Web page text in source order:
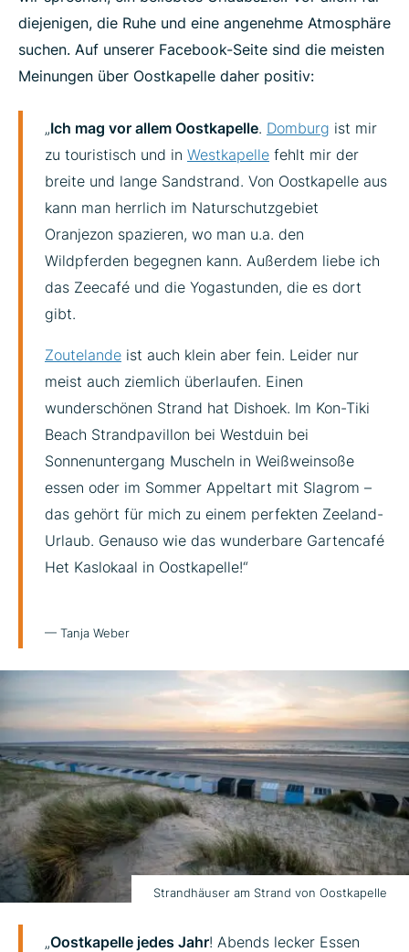
diejenigen, die Ruhe und eine angenehme Atmosphäre
suchen. Auf unserer Facebook-Seite sind die meisten
Meinungen über Oostkapelle daher positiv:
„Ich mag vor allem Oostkapelle. Domburg ist mir
zu touristisch und in Westkapelle fehlt mir der
breite und lange Sandstrand. Von Oostkapelle aus
kann man herrlich im Naturschutzgebiet
Oranjezon spazieren, wo man u.a. den
Wildpferden begegnen kann. Außerdem liebe ich
das Zeecafé und die Yogastunden, die es dort
gibt.
Zoutelande ist auch klein aber fein. Leider nur
meist auch ziemlich überlaufen. Einen
wunderschönen Strand hat Dishoek. Im Kon-Tiki
Beach Strandpavillon bei Westduin bei
Sonnenuntergang Muscheln in Weißweinsoße
essen oder im Sommer Appeltart mit Slagrom –
das gehört für mich zu einem perfekten Zeeland-
Urlaub. Genauso wie das wunderbare Gartencafé
Het Kaslokaal in Oostkapelle!“
— Tanja Weber
Strandhäuser am Strand von Oostkapelle
„Oostkapelle jedes Jahr! Abends lecker Essen